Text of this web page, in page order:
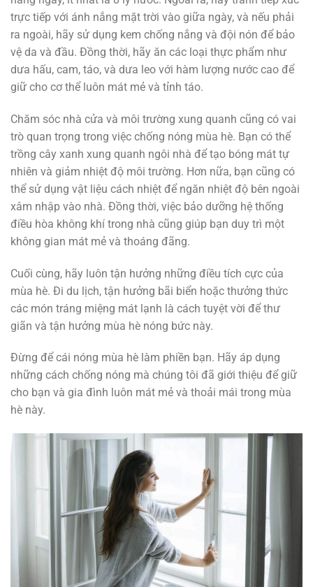
trực tiếp với ánh nắng mặt trời vào giữa ngày, và nếu phải
ra ngoài, hãy sử dụng kem chống nắng và đội nón để bảo
vệ da và đầu. Đồng thời, hãy ăn các loại thực phẩm như
dưa hấu, cam, táo, và dưa leo với hàm lượng nước cao để
giữ cho cơ thể luôn mát mẻ và tỉnh táo.
Chăm sóc nhà cửa và môi trường xung quanh cũng có vai
trò quan trọng trong việc chống nóng mùa hè. Bạn có thể
trồng cây xanh xung quanh ngôi nhà để tạo bóng mát tự
nhiên và giảm nhiệt độ môi trường. Hơn nữa, bạn cũng có
thể sử dụng vật liệu cách nhiệt để ngăn nhiệt độ bên ngoài
xâm nhập vào nhà. Đồng thời, việc bảo dưỡng hệ thống
điều hòa không khí trong nhà cũng giúp bạn duy trì một
không gian mát mẻ và thoáng đãng.
Cuối cùng, hãy luôn tận hưởng những điều tích cực của
mùa hè. Đi du lịch, tận hưởng bãi biển hoặc thưởng thức
các món tráng miệng mát lạnh là cách tuyệt vời để thư
giãn và tận hưởng mùa hè nóng bức này.
Đừng để cái nóng mùa hè làm phiền bạn. Hãy áp dụng
những cách chống nóng mà chúng tôi đã giới thiệu để giữ
cho bạn và gia đình luôn mát mẻ và thoải mái trong mùa
hè này.